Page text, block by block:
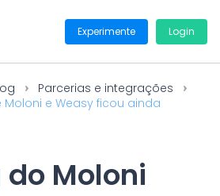
Experimente Login
Parcerias e integrações
e Weasy ficou ainda
do Moloni